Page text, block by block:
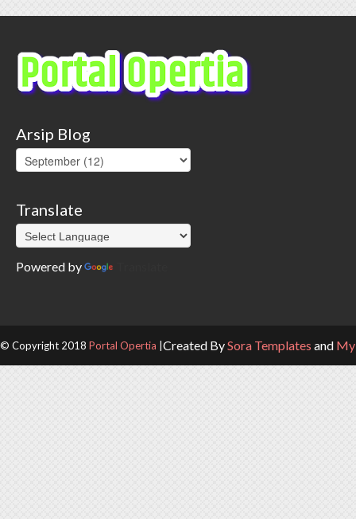
Arsip Blog
Translate
Powered by
© Copyright 2018 Portal Opertia Created BySora Templates and